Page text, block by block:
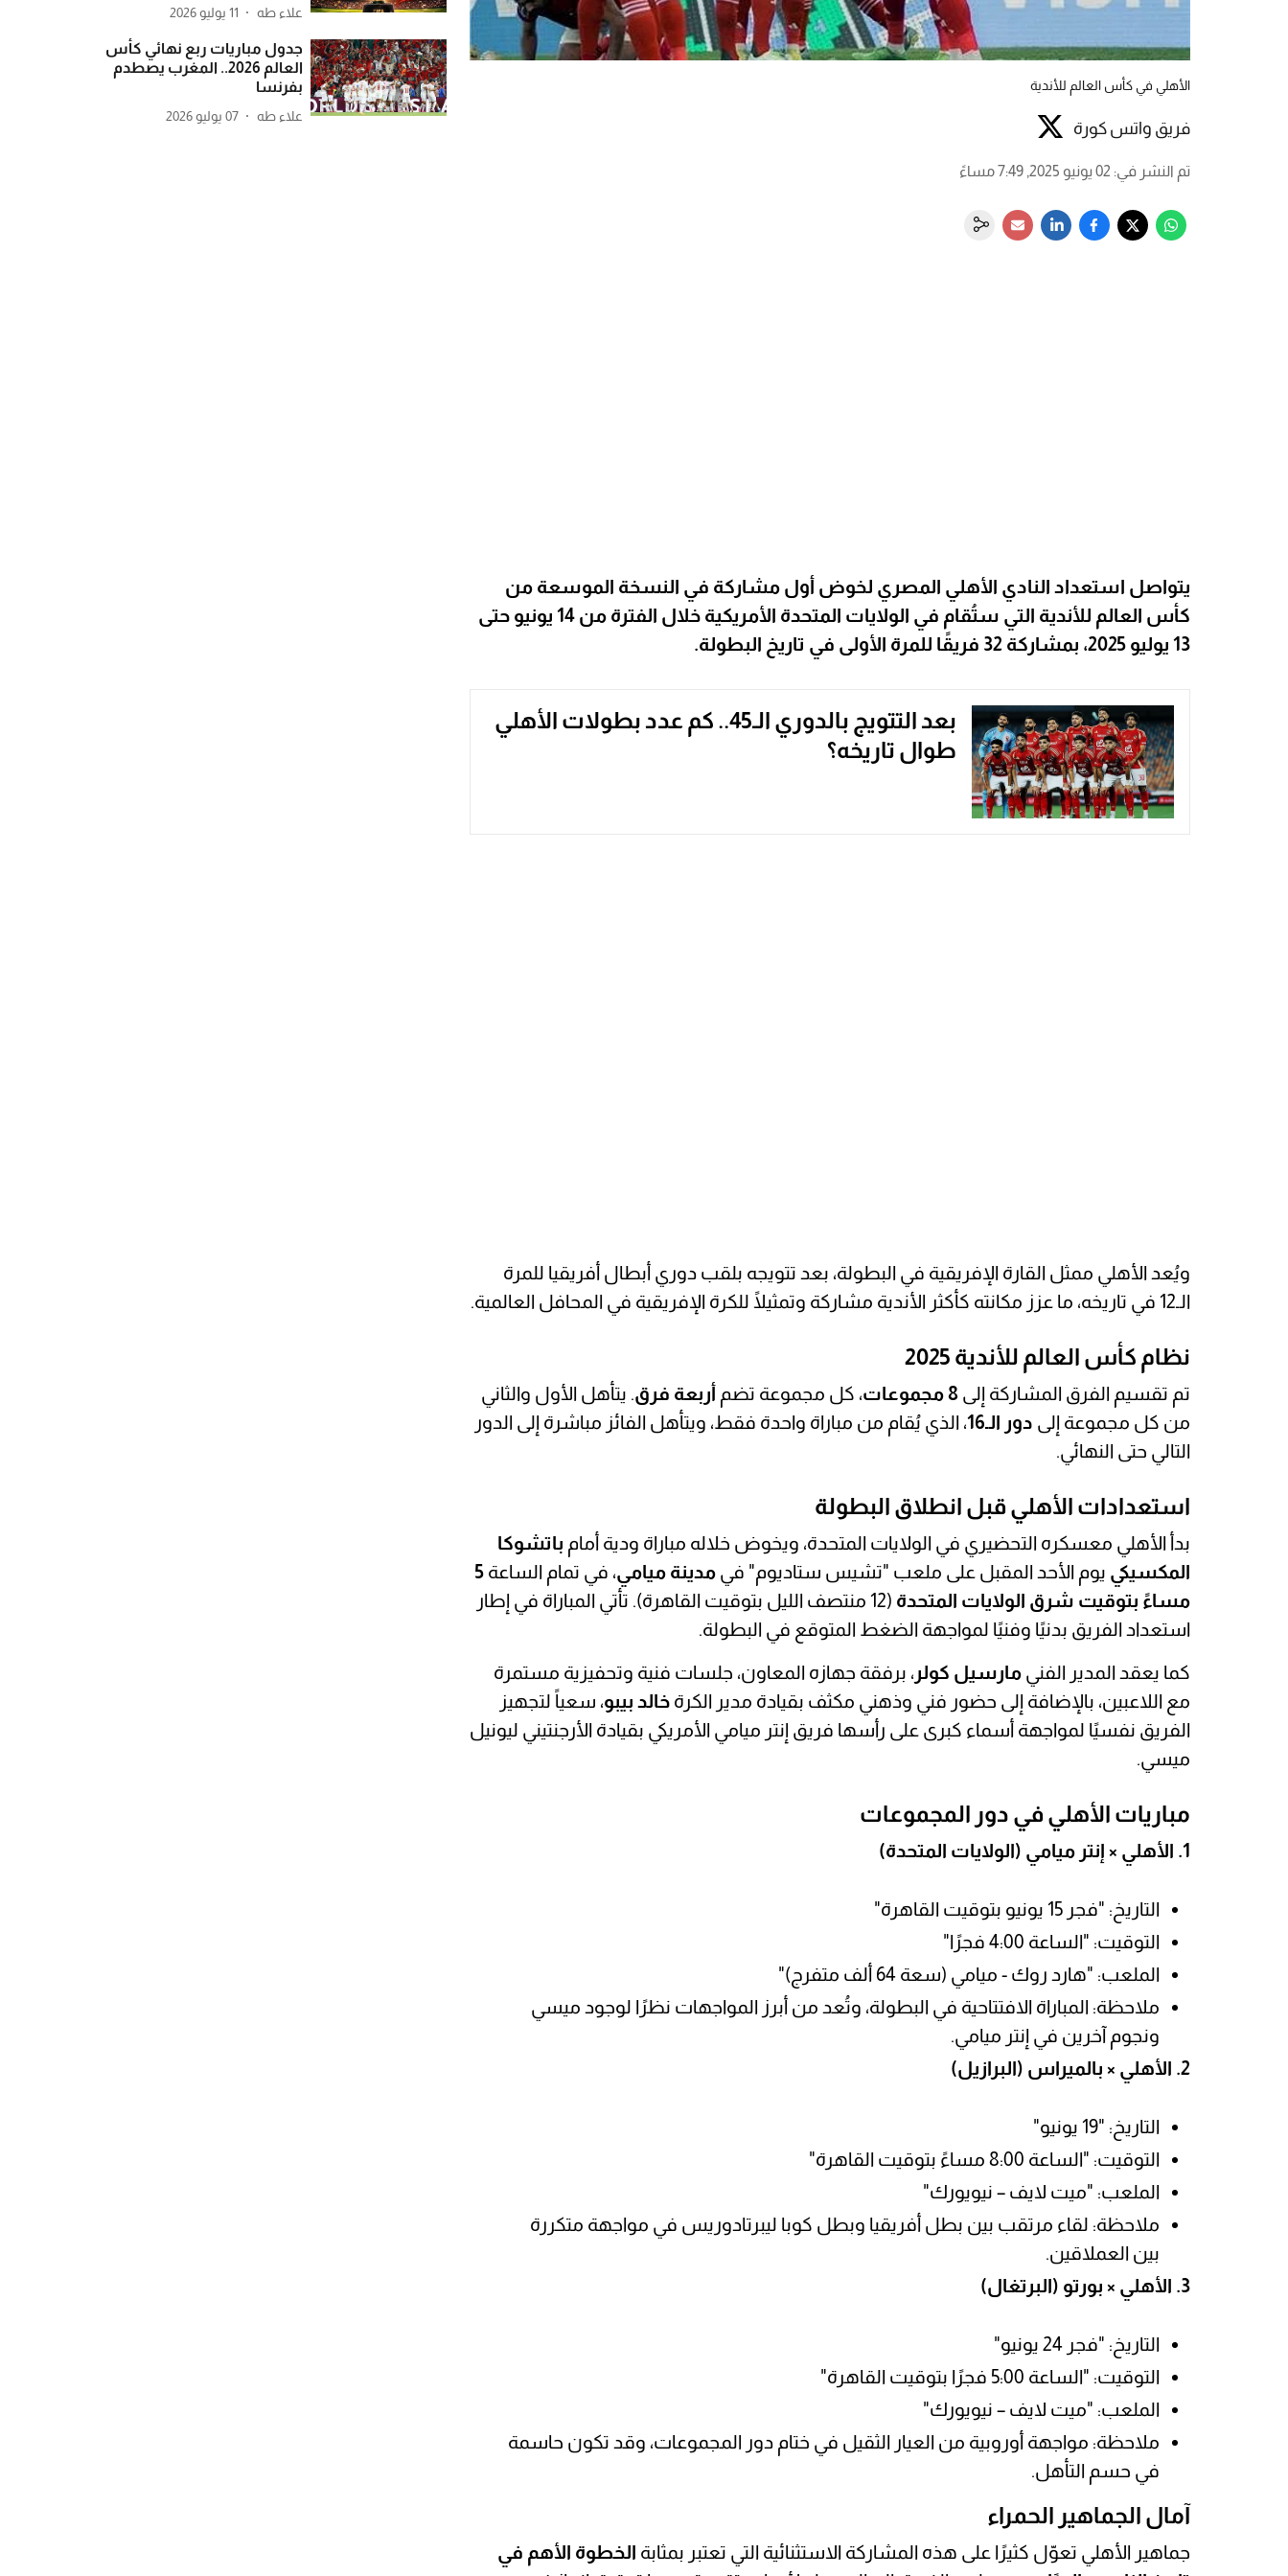
الأهلي في كأس العالم للأندية
فريق واتس كورة
تم النشر في: 02 يونيو 2025, 7:49 مساءً
يتواصل استعداد النادي الأهلي المصري لخوض أول مشاركة في النسخة الموسعة من
كأس العالم للأندية التي ستُقام في الولايات المتحدة الأمريكية خلال الفترة من 14 يونيو حتى
13 يوليو 2025، بمشاركة 32 فريقًا للمرة الأولى في تاريخ البطولة.
بعد التتويج بالدوري الـ45.. كم عدد بطولات الأهلي
طوال تاريخه؟
ويُعد الأهلي ممثل القارة الإفريقية في البطولة، بعد تتويجه بلقب دوري أبطال أفريقيا للمرة
الـ12 في تاريخه، ما عزز مكانته كأكثر الأندية مشاركة وتمثيلًا للكرة الإفريقية في المحافل العالمية.
نظام كأس العالم للأندية 2025
تم تقسيم الفرق المشاركة إلى 8 مجموعات ، كل مجموعة تضم أربعة فرق. يتأهل الأول والثاني
من كل مجموعة إلى دور الـ16
، الذي يُقام من مباراة واحدة فقط، ويتأهل الفائز مباشرة إلى الدور
التالي حتى النهائي.
استعدادات الأهلي قبل انطلاق البطولة
بدأ الأهلي معسكره التحضيري في الولايات المتحدة، ويخوض خلاله مباراة ودية أمام باتشوكا
المكسيكي يوم الأحد المقبل على ملعب "تشيس ستاديوم" في مدينة ميامي، في تمام الساعة 5
مساءً بتوقيت شرق الولايات المتحدة
(12 منتصف الليل بتوقيت القاهرة). تأتي المباراة في إطار
استعداد الفريق بدنيًا وفنيًا لمواجهة الضغط المتوقع في البطولة.
كما يعقد المدير الفني مارسيل كولر ، برفقة جهازه المعاون، جلسات فنية وتحفيزية مستمرة
مع اللاعبين، بالإضافة إلى حضور فني وذهني مكثف بقيادة مدير الكرة خالد بيبو، سعياً لتجهيز
الفريق نفسيًا لمواجهة أسماء كبرى على رأسها فريق إنتر ميامي الأمريكي بقيادة الأرجنتيني ليونيل
ميسي.
مباريات الأهلي في دور المجموعات
1. الأهلي × إنتر ميامي (الولايات المتحدة)
التاريخ: "فجر 15 يونيو بتوقيت القاهرة"
التوقيت: "الساعة 4:00 فجرًا"
الملعب: "هارد روك - ميامي (سعة 64 ألف متفرج)"
ملاحظة: المباراة الافتتاحية في البطولة، وتُعد من أبرز المواجهات نظرًا لوجود ميسي
ونجوم آخرين في إنتر ميامي.
2. الأهلي × بالميراس (البرازيل)
التاريخ: "19 يونيو"
التوقيت: "الساعة 8:00 مساءً بتوقيت القاهرة"
الملعب: "ميت لايف – نيويورك"
ملاحظة: لقاء مرتقب بين بطل أفريقيا وبطل كوبا ليبرتادوريس في مواجهة متكررة
بين العملاقين.
3. الأهلي × بورتو (البرتغال)
التاريخ: "فجر 24 يونيو"
التوقيت: "الساعة 5:00 فجرًا بتوقيت القاهرة"
الملعب: "ميت لايف – نيويورك"
ملاحظة: مواجهة أوروبية من العيار الثقيل في ختام دور المجموعات، وقد تكون حاسمة
في حسم التأهل.
آمال الجماهير الحمراء
جماهير الأهلي تعوّل كثيرًا على هذه المشاركة الاستثنائية التي تعتبر بمثابة الخطوة الأهم في
علاء طه 11 يوليو 2026
جدول مباريات ربع نهائي كأس
العالم 2026.. المغرب يصطدم
بفرنسا
علاء طه 07 يوليو 2026